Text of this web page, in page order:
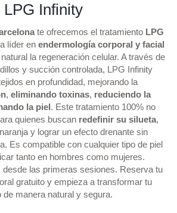
LPG Infinity
te ofrecemos el tratamiento LPG
líder en endermología corporal y facial
la regeneración celular. A través de
y succión controlada, LPG Infinity
en profundidad, mejorando la
, eliminando toxinas, reduciendo la
la piel. Este tratamiento 100% no
quienes buscan redefinir su silueta,
y lograr un efecto drenante sin
Es compatible con cualquier tipo de piel
tanto en hombres como mujeres.
las primeras sesiones. Reserva tu
gratuito y empieza a transformar tu
de manera natural y segura.